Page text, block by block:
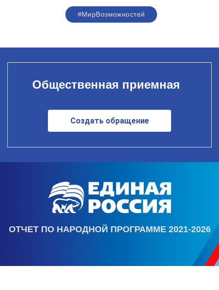
#МирВозможностей
Общественная приемная
Создать обращение
ОТЧЕТ ПО НАРОДНОЙ ПРОГРАММЕ 2021-2026